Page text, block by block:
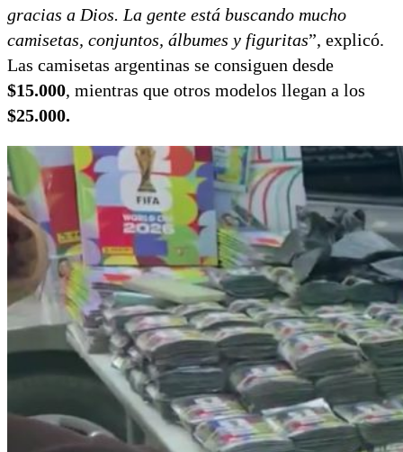
gracias a Dios. La gente está buscando mucho
camisetas, conjuntos, álbumes y figuritas”, explicó.
Las camisetas argentinas se consiguen desde
$15.000, mientras que otros modelos llegan a los
$25.000.